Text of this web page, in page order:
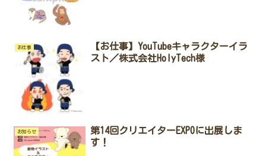
お仕事
【お仕事】YouTubeキャラクターイラ
スト／株式会社HolyTech様
お知らせ
第14回クリエイターEXPOに出展しま
す！